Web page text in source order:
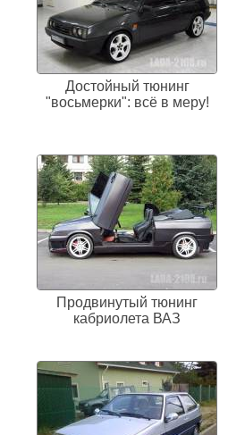
Достойный тюнинг
"восьмерки": всё в меру!
Продвинутый тюнинг
кабриолета ВАЗ